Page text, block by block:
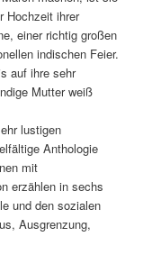
Hochzeit ihrer
einer richtig großen
indischen Feier.
auf ihre sehr
Mutter weiß
lustigen
Anthologie
mit
erzählen in sechs
und den sozialen
Ausgrenzung,